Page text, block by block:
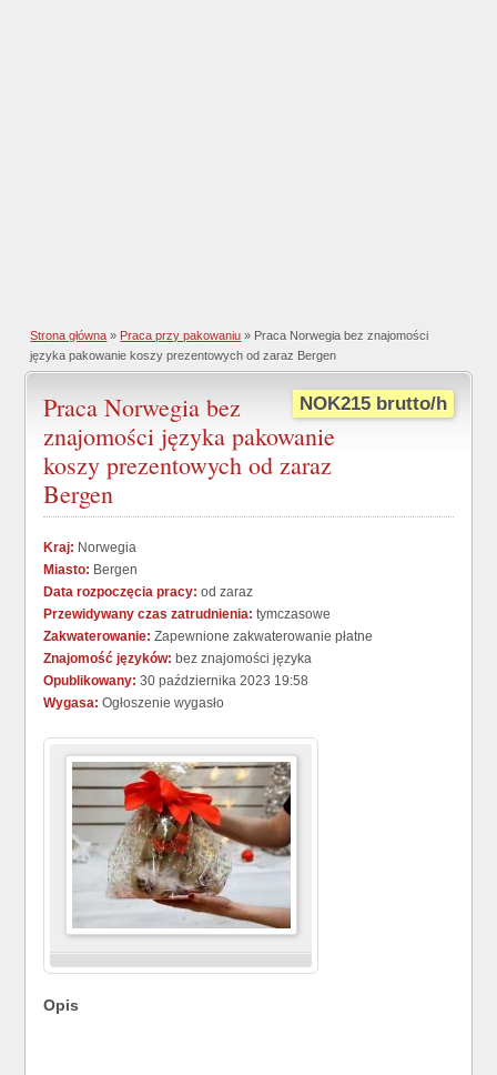
Strona główna » Praca przy pakowaniu » Praca Norwegia bez znajomości
języka pakowanie koszy prezentowych od zaraz Bergen
NOK215 brutto/h
Praca Norwegia bez
znajomości języka pakowanie
koszy prezentowych od zaraz
Bergen
Kraj: Norwegia
Miasto: Bergen
Data rozpoczęcia pracy: od zaraz
Przewidywany czas zatrudnienia: tymczasowe
Zakwaterowanie: Zapewnione zakwaterowanie płatne
Znajomość języków: bez znajomości języka
Opublikowany: 30 października 2023 19:58
Wygasa: Ogłoszenie wygasło
Opis